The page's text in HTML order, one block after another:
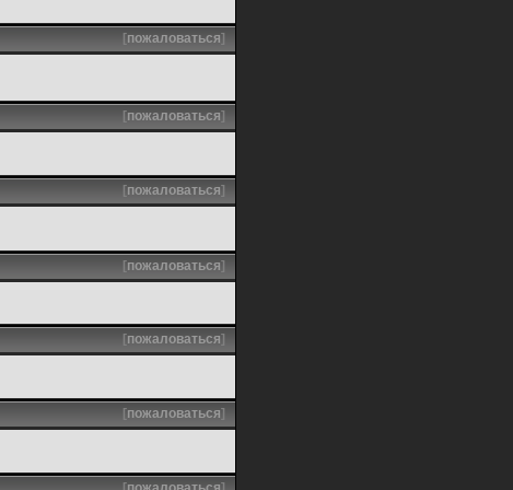
[пожаловаться]
[пожаловаться]
[пожаловаться]
[пожаловаться]
[пожаловаться]
[пожаловаться]